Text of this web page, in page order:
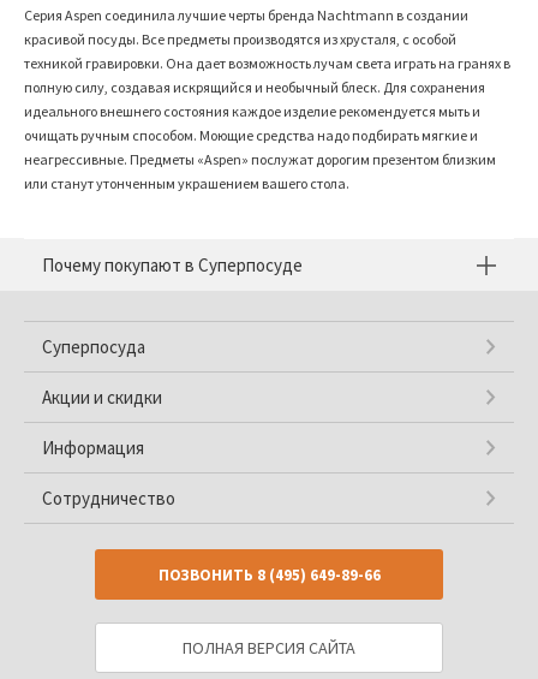
Серия Aspen соединила лучшие черты бренда Nachtmann в создании
красивой посуды. Все предметы производятся из хрусталя, с особой
техникой гравировки. Она дает возможность лучам света играть на гранях в
полную силу, создавая искрящийся и необычный блеск. Для сохранения
идеального внешнего состояния каждое изделие рекомендуется мыть и
очищать ручным способом. Моющие средства надо подбирать мягкие и
неагрессивные. Предметы «Aspen» послужат дорогим презентом близким
или станут утонченным украшением вашего стола.
Почему покупают в Суперпосуде
Суперпосуда
Акции и скидки
Информация
Сотрудничество
ПОЗВОНИТЬ 8 (495) 649-89-66
ПОЛНАЯ ВЕРСИЯ САЙТА